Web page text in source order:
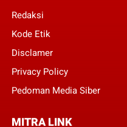
Redaksi
Kode Etik
Disclamer
Privacy Policy
Pedoman Media Siber
MITRA LINK